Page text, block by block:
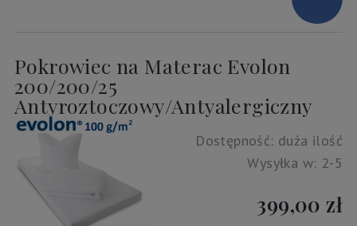
Pokrowiec na Materac Evolon
200/200/25
Antyroztoczowy/Antyalergiczny
Dostępność: duża ilość
Wysyłka w: 2-5
399,00 zł